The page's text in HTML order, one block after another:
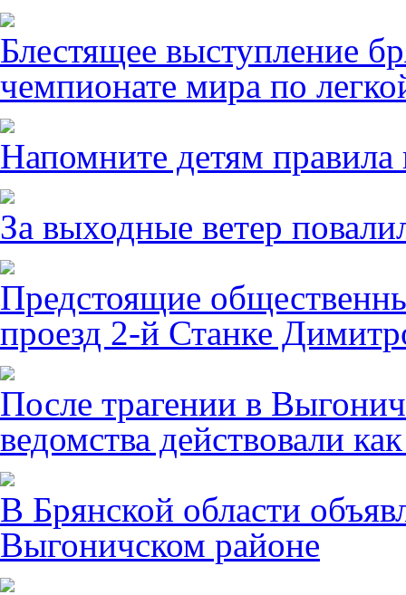
Блестящее выступление
чемпионате мира по
Напомните детям правила
За выходные ветер
Предстоящие
проезд 2-й Станке
После трагении в
ведомства действовали
В Брянской области
Выгоничском районе